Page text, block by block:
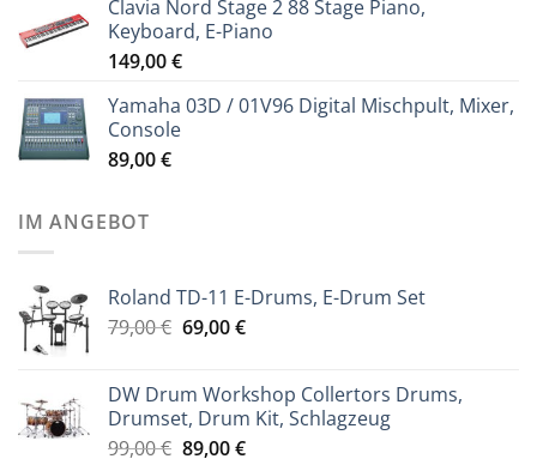
Clavia Nord Stage 2 88 Stage Piano,
Keyboard, E-Piano
149,00€
Yamaha 03D / 01V96 Digital Mischpult, Mixer,
Console
89,00€
IM ANGEBOT
Roland TD-11 E-Drums, E-Drum Set
79,00€ Ursprünglicher
79,00 €
69,00€Aktueller
69,00 €.
DW Drum Workshop Collertors Drums,
Drumset, Drum Kit, Schlagzeug
99,00€ Ursprünglicher
89,00€Aktueller